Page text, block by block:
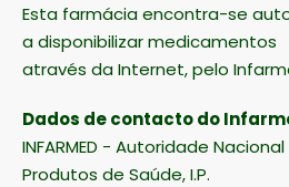
Esta farmácia encontra-se
a disponibilizar medicamentos
através da Internet, pelo
Dados de contacto do
INFARMED - Autoridade
Produtos de Saúde, I.P.